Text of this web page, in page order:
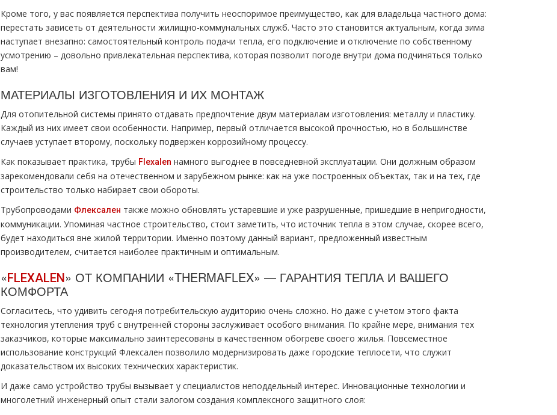
Кроме того, у вас появляется перспектива получить неоспоримое преимущество, как для владельца частного дома:
перестать зависеть от деятельности жилищно-коммунальных служб. Часто это становится актуальным, когда зима
наступает внезапно: самостоятельный контроль подачи тепла, его подключение и отключение по собственному
усмотрению – довольно привлекательная перспектива, которая позволит погоде внутри дома подчиняться только
вам!
МАТЕРИАЛЫ ИЗГОТОВЛЕНИЯ И ИХ МОНТАЖ
Для отопительной системы принято отдавать предпочтение двум материалам изготовления: металлу и пластику.
Каждый из них имеет свои особенности. Например, первый отличается высокой прочностью, но в большинстве
случаев уступает второму, поскольку подвержен коррозийному процессу.
Как показывает практика, трубы Flexalen намного выгоднее в повседневной эксплуатации. Они должным образом
зарекомендовали себя на отечественном и зарубежном рынке: как на уже построенных объектах, так и на тех, где
строительство только набирает свои обороты.
Трубопроводами Флексален также можно обновлять устаревшие и уже разрушенные, пришедшие в непригодности,
коммуникации. Упоминая частное строительство, стоит заметить, что источник тепла в этом случае, скорее всего,
будет находиться вне жилой территории. Именно поэтому данный вариант, предложенный известным
производителем, считается наиболее практичным и оптимальным.
«FLEXALEN» ОТ КОМПАНИИ «THERMAFLEX» — ГАРАНТИЯ ТЕПЛА И ВАШЕГО
КОМФОРТА
Согласитесь, что удивить сегодня потребительскую аудиторию очень сложно. Но даже с учетом этого факта
технология утепления труб с внутренней стороны заслуживает особого внимания. По крайне мере, внимания тех
заказчиков, которые максимально заинтересованы в качественном обогреве своего жилья. Повсеместное
использование конструкций Флексален позволило модернизировать даже городские теплосети, что служит
доказательством их высоких технических характеристик.
И даже само устройство трубы вызывает у специалистов неподдельный интерес. Инновационные технологии и
многолетний инженерный опыт стали залогом создания комплексного защитного слоя: